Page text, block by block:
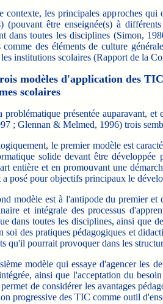
les principales approches qui
(pouvant être enseignée(s) à
dans toutes les disciplines (Simon,
comme des éléments de culture
institutions scolaires (Rapport de la
modèles d'application des TIC
scolaires
présentée auparavant, et
; Glennan & Melmed, 1996) trois
le premier modèle est
solide devant être
entière et en promouvant une
a posé pour objectifs principaux le
modèle est à l'antipode du premier et
et intégrale des processus
dans toutes les disciplines, ainsi que
soi des pratiques pédagogiques et
qu'il pourrait provoquer dans les
modèle qui essaye d'agencer les
ainsi que l'acceptation du
de considérer les avantages
progressive des TIC comme outil